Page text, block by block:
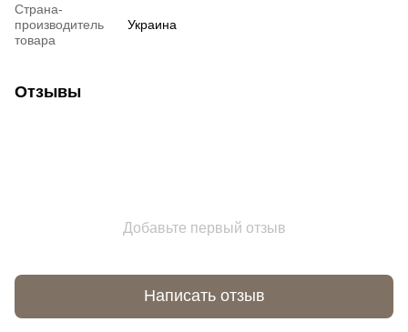
Страна-
производитель
товара
Украина
Отзывы
Добавьте первый отзыв
Написать отзыв